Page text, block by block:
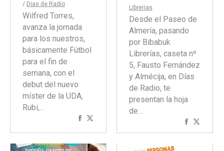
/ Dias de Radio
Wilfred Torres,
avanza la jornada
para los nuestros,
básicamente Fútbol
para el fin de
semana, con el
debut del nuevo
míster de la UDA,
Rubi,…
Compartir
con
Facebook
con
Twitter
Librerias
Desde el Paseo de
Almería, pasando
por Bibabuk
Librerías, caseta nº
5, Fausto Fernández
y Almécija, en Días
de Radio, te
presentan la hoja
de…
Compartir
concon